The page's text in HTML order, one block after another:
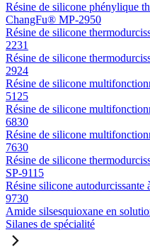
Résine de silicone phénylique
ChangFu® MP-2950
Résine de silicone
2231
Résine de silicone
2924
Résine de silicone
5125
Résine de silicone
6830
Résine de silicone
7630
Résine de silicone
SP-9115
Résine silicone
9730
Amide silsesquioxane en
Silanes de spécialité